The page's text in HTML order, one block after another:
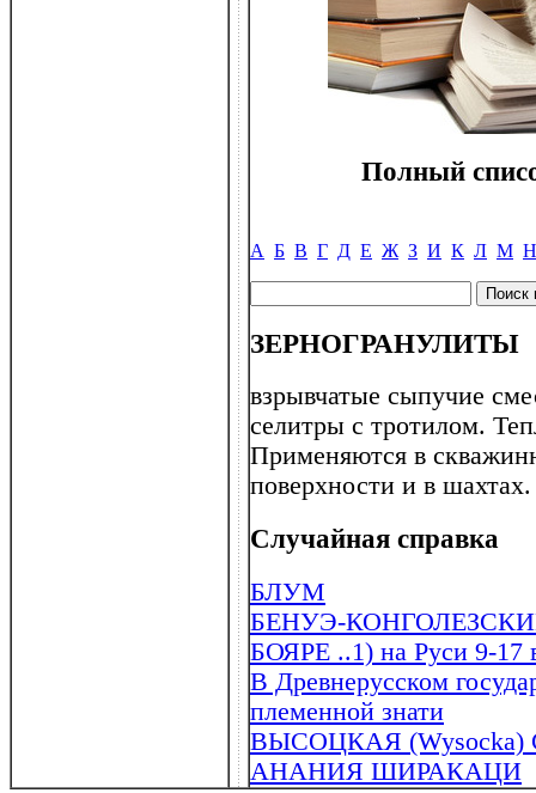
Полный
А Б В Г Д Е Ж З И К Л М Н
ЗЕРНОГРАНУЛИТЫ
взрывчатые сыпучие
селитры с тротилом.
Применяются в
поверхности и в шахтах.
Случайная справка
БЛУМ
БЕНУЭ-
БОЯРЕ ..1) на Руси 9-17
В Древнерусском
племенной знати
ВЫСОЦКАЯ (Wysocka)
АНАНИЯ ШИРАКАЦИ